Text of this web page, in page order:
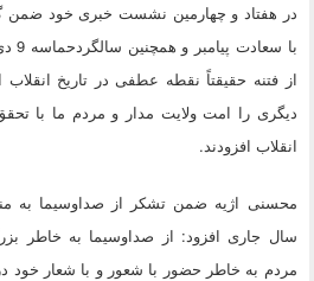
در هفتاد و چهارمین نشست خبری خود ضمن
از فتنه حقیقتاً نقطه عطفی در تاریخ
دیگری را امت ولایت مدار و مردم ما با
انقلاب افزودند.
محسنی اژیه ضمن تشکر از صداوسیما به
سال جاری افزود: از صداوسیما به خاطر
مردم به خاطر حضور با شعور و با شعار خود